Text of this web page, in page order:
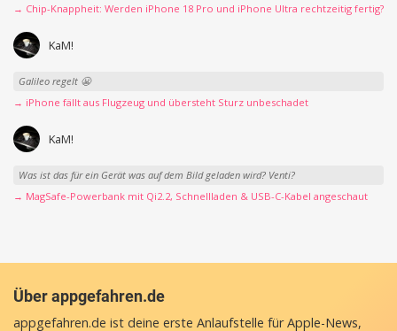
→ Chip-Knappheit: Werden iPhone 18 Pro und iPhone Ultra rechtzeitig fertig?
KaM!
Galileo regelt 😬
→ iPhone fällt aus Flugzeug und übersteht Sturz unbeschadet
KaM!
Was ist das für ein Gerät was auf dem Bild geladen wird? Venti?
→ MagSafe-Powerbank mit Qi2.2, Schnellladen & USB-C-Kabel angeschaut
Über appgefahren.de
appgefahren.de ist deine erste Anlaufstelle für Apple-News,